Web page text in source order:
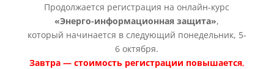
Продолжается регистрация на онлайн-курс
«Энерго-информационная защита»,
который начинается в следующий понедельник, 5-
6 октября.
Завтра — стоимость регистрации повышается,